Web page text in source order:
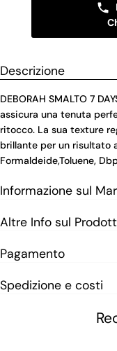
Descrizione
DEBORAH SMALTO 7
assicura una tenuta
ritocco. La sua texture
brillante per un risultato
Formaldeide,Toluene,
Informazione sul
Altre Info sul
Pagamento
Spedizione e costi